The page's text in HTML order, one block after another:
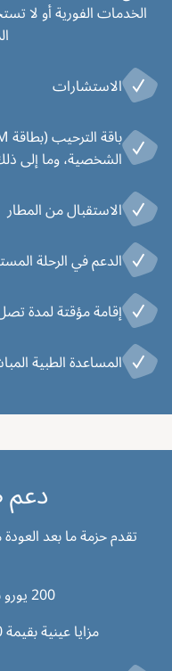
الخدمات الفورية أو لا
الاستشارات
الشخصية، وما إلى
الاستقبال من المطار
الدعم في الرحلة
إقامة مؤقتة لمدة
المساعدة الطبية
دعم
تقدم حزمة ما بعد
200 يورو نقدًا كمساعدة فورية
مزايا عينية بقيمة 2250 يورو، والتي قد تشمل: